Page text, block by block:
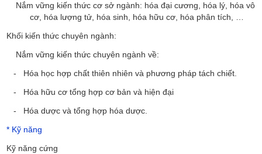
Nắm vững kiến thức cơ sở ngành: hóa đại cương, hóa lý, hóa vô
cơ, hóa lượng tử, hóa sinh, hóa hữu cơ, hóa phân tích, …
Khối kiến thức chuyên ngành:
Nắm vững kiến thức chuyên ngành về:
- Hóa học hợp chất thiên nhiên và phương pháp tách chiết.
- Hóa hữu cơ tổng hợp cơ bản và hiện đại
- Hóa dược và tổng hợp hóa dược.
* Kỹ năng
Kỹ năng cứng